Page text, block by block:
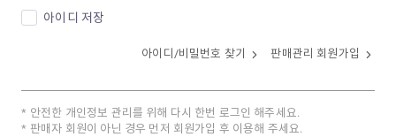
아이디 저장
아이디/비밀번호 찾기 판매관리 회원가입
안전한 개인정보 관리를 위해 다시 한번 로그인 해주세요.
판매자 회원이 아닌 경우 먼저 회원가입 후 이용해 주세요.